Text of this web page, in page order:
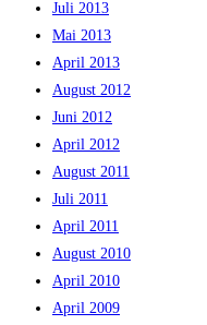
Juli 2013
Mai 2013
April 2013
August 2012
Juni 2012
April 2012
August 2011
Juli 2011
April 2011
August 2010
April 2010
April 2009